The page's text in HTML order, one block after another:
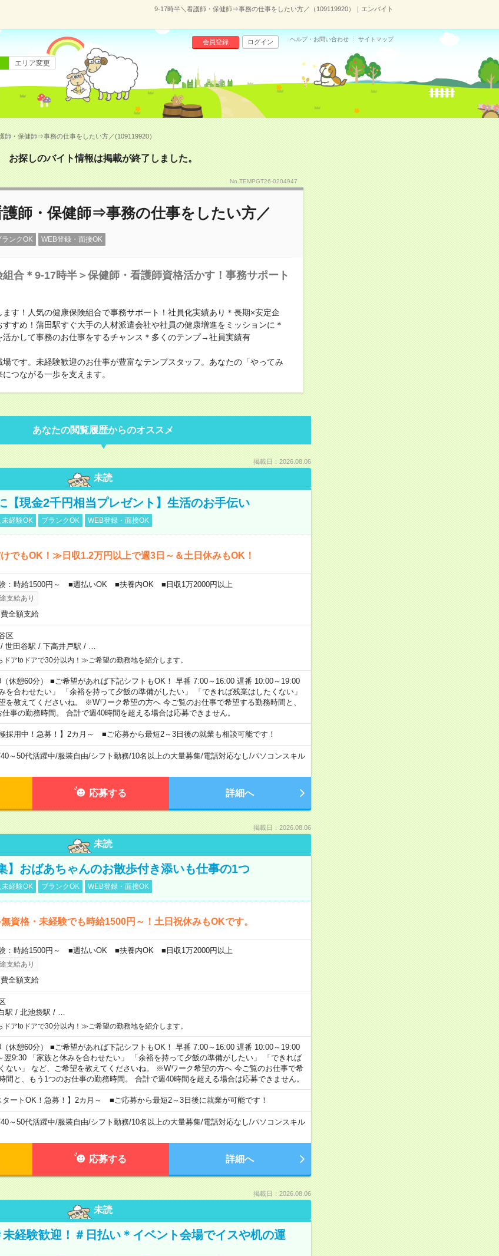
9-17時半＼看護師・保健師⇒事務の仕事をしたい方／（109119920）｜エンバイト
会員登録 ログイン ヘルプ・お問い合わせ サイトマップ
エリア変更
師・保健師⇒事務の仕事をしたい方／(109119920）
お探しのバイト情報は掲載が終了しました。
No.TEMPGT26-0204947
護師・保健師⇒事務の仕事をしたい方／
ランクOK WEB登録・面接OK
組合＊9-17時半＞保健師・看護師資格活かす！事務サポート
す！人気の健康保険組合で事務サポート！社員化実績あり＊長期×安定企
すめ！蒲田駅すぐ大手の人材派遣会社や社員の健康増進をミッションに＊
活かして事務のお仕事をするチャンス＊多くのテンプ→社員実績有
です。未経験歓迎のお仕事が豊富なテンプスタッフ。あなたの「やってみ
つながる一歩を支えます。
あなたの閲覧履歴からのオススメ
掲載日：2026.08.06
未読
【現金2千円相当プレゼント】生活のお手伝い
経験OK ブランクOK WEB登録・面接OK
でもOK！≫日収1.2万円以上で週3日～＆土日休みもOK！
：時給1500円～ ■週払いOK ■扶養内OK ■日収1万2000円以上
支給あり
全額支給
区
/ 世田谷駅 / 下高井戸駅 /
アtoドアで30分以内！≫ご希望の勤務地を紹介します。
休憩60分） ■ご希望があれば下記シフトもOK！ 早番 7:00～16:00 遅番 10:00～19:00
を合わせたい」 「余裕を持って夕飯の準備がしたい」 「できれば残業はしたくない」
を教えてくださいね。 ※Wワーク希望の方へ 今ご覧のお仕事で希望する勤務時間と、
仕事の勤務時間。 合計で週40時間を超える場合は応募できません。
極採用中！急募！】2カ月～ ■ご応募から最短2～3日後の就業も相談可能です！
40～50代活躍中/服装自由/シフト勤務/10名以上の大量募集/電話対応なし/パソコンスキル
応募する 詳細へ
掲載日：2026.08.06
未読
】おばあちゃんのお散歩付き添いも仕事の1つ
経験OK ブランクOK WEB登録・面接OK
格・未経験でも時給1500円～！土日祝休みもOKです。
：時給1500円～ ■週払いOK ■扶養内OK ■日収1万2000円以上
支給あり
全額支給
駅 / 北池袋駅 /
アtoドアで30分以内！≫ご希望の勤務地を紹介します。
休憩60分） ■ご希望があれば下記シフトもOK！ 早番 7:00～16:00 遅番 10:00～19:00
翌9:30 「家族と休みを合わせたい」 「余裕を持って夕飯の準備がしたい」 「できれば
ない」 など、ご希望を教えてくださいね。 ※Wワーク希望の方へ 今ご覧のお仕事で希
間と、もう1つのお仕事の勤務時間。 合計で週40時間を超える場合は応募できません。
タートOK！急募！】2カ月～ ■ご応募から最短2～3日後に就業が可能です！
40～50代活躍中/服装自由/シフト勤務/10名以上の大量募集/電話対応なし/パソコンスキル
応募する 詳細へ
掲載日：2026.08.06
未読
経験歓迎！＃日払い＊イベント会場でイスや机の運